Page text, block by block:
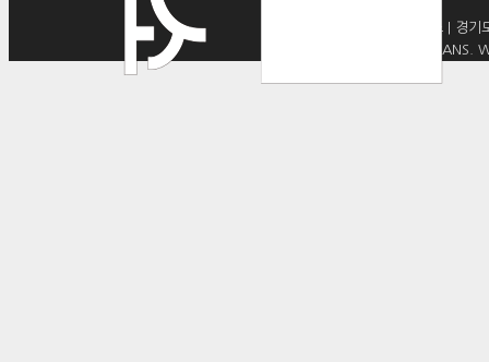
KC통번역공작소 | 경
Copyright ⓒ KC TRANS.